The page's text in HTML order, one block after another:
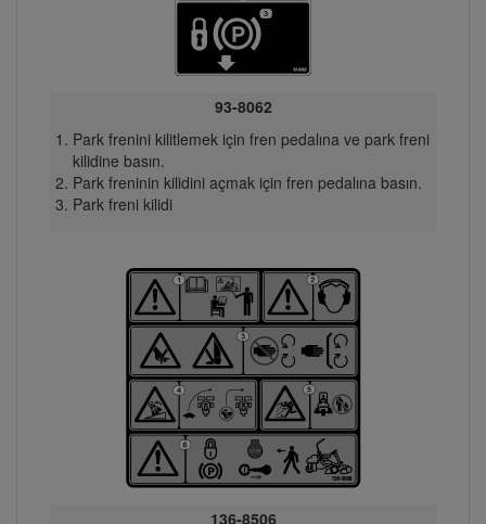
93-8062
Park frenini kilitlemek için fren pedalına ve park freni
kilidine basın.
Park freninin kilidini açmak için fren pedalına basın.
Park freni kilidi
136-8506